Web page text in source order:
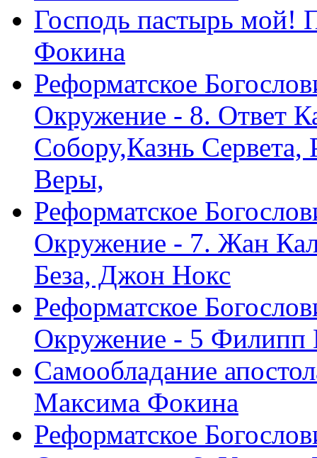
Господь пастырь мой!
Фокина
Реформатское
Окружение - 8. Ответ
Собору,Казнь Сервета,
Веры,
Реформатское
Окружение - 7. Жан
Беза, Джон Нокс
Реформатское
Окружение - 5 Филипп
Самообладание
Максима Фокина
Реформатское